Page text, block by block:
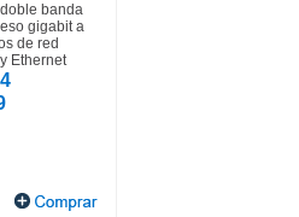
banda
gigabit a
de red
Ethernet